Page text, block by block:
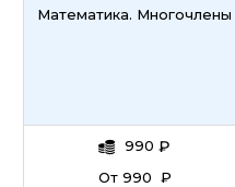
Математика. Многочлены
990 ₽
От 990 ₽